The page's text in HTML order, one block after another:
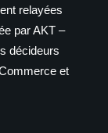
relayées
par AKT –
décideurs
et